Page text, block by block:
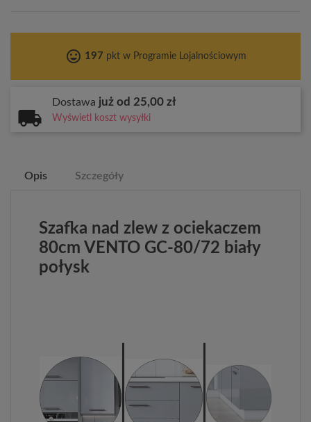
tag_faces 197 pkt w Programie Lojalnościowym
Dostawa już od 25,00 zł
Wyświetl koszt wysyłki
Opis Szczegóły
Szafka nad zlew z ociekaczem
80cm VENTO GC-80/72 biały
połysk